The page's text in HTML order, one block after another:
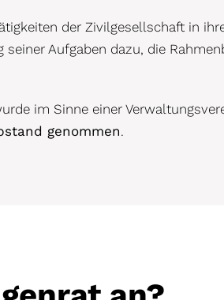
der Zivilgesellschaft in
Aufgaben dazu, die
im Sinne einer
genommen.